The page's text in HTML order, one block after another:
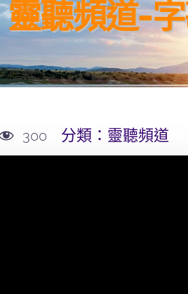
靈聽頻道-
300 分類： 靈聽頻道